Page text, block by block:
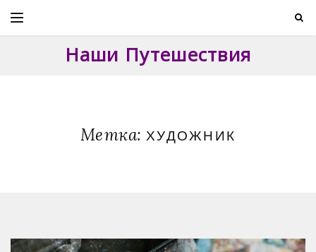
content
Наши Путешествия
Метка: ХУДОЖНИК